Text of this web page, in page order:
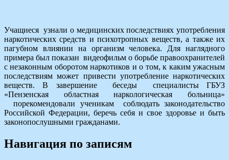
Учащиеся узнали о медицинских последствиях употребления
наркотических средств и психотропных веществ, а также их
пагубном влиянии на организм человека. Для наглядного
примера был показан видеофильм о борьбе правоохранителей
с незаконным оборотом наркотиков и о том, к каким ужасным
последствиям может привести употребление наркотических
веществ. В завершение беседы специалисты ГБУЗ
«Пензенская областная наркологическая больница»
порекомендовали ученикам соблюдать законодательство
Российской Федерации, беречь себя и свое здоровье и быть
законопослушными гражданами.
Навигация по записям